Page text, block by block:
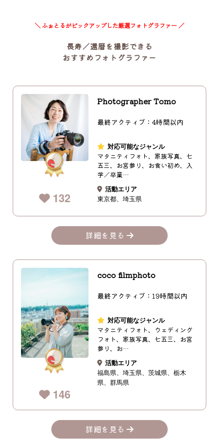
＼ ふぉとるがピックアップした厳選フォトグラファー ／
長寿／還暦を撮影できる
おすすめフォトグラファー
132
Photographer Tomo
最終アクティブ：4時間以内
対応可能なジャンル
マタニティフォト、家族写真、七
五三、お宮参り、お食い初め、入
学／卒業…
活動エリア
東京都
埼玉県
詳細を見る
146
coco filmphoto
最終アクティブ：19時間以内
対応可能なジャンル
マタニティフォト、ウェディング
フォト、家族写真、七五三、お宮
参り、お…
活動エリア
福島県
埼玉県 茨城県
栃木
県
群馬県
詳細を見る